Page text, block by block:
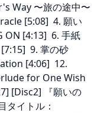
Way 〜旅の途中〜
[5:08] 4. 願い
ON [4:13] 6. 手紙
9. 掌の砂
[4:06] 12.
for One Wish
[Disc2] 『願いの
タイトル：